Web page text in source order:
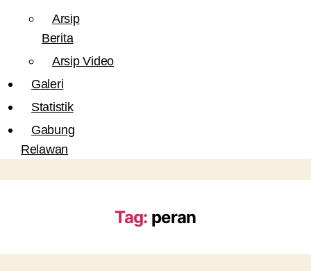
Arsip
Berita
Arsip Video
Galeri
Statistik
Gabung
Relawan
Tag: peran